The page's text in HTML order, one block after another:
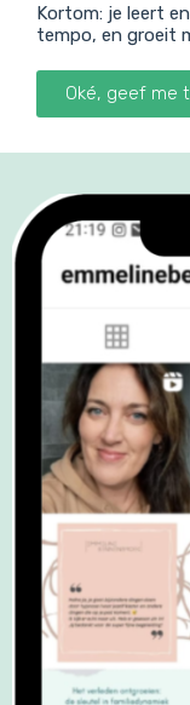
Kortom: je leert
tempo, en groeit
Oké, geef me